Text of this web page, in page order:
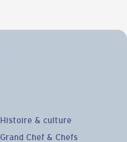
Histoire & culture
Grand Chef & Chefs